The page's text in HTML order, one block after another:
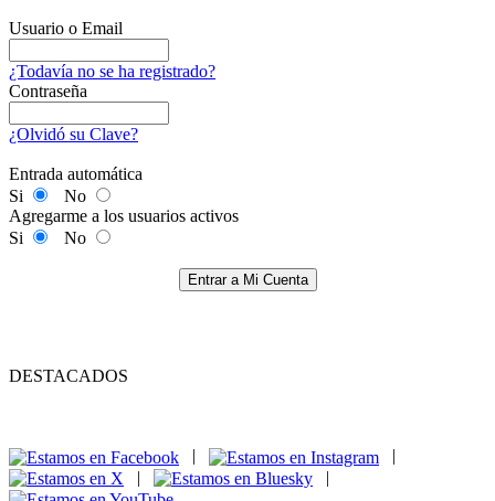
Usuario o Email
¿Todavía no se ha registrado?
Contraseña
¿Olvidó su Clave?
Entrada automática
Si
No
Agregarme a los usuarios activos
Si
No
Entrar a Mi Cuenta
DESTACADOS
|
|